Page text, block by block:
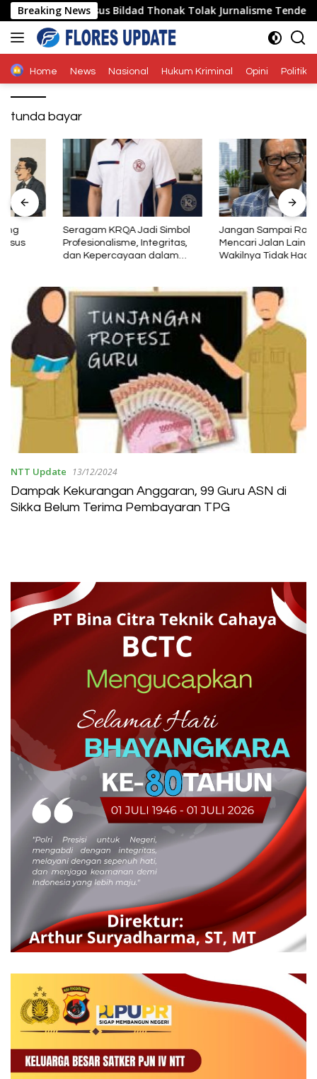
Langsung
ke
konten
Breaking News
Kasus Bildad Thonak Tolak Jurnalisme Tendensius
Home News Nasional Hukum Kriminal Opini Politik
tunda bayar
Seragam KRQA Jadi Simbol
Profesionalisme, Integritas,
dan Kepercayaan dalam
Jangan Sampai Rakyat Harus
Mencari Jalan Lain Karena
Wakilnya Tidak Hadir
NTT Update 13/12/2024
Dampak Kekurangan Anggaran, 99 Guru ASN di
Sikka Belum Terima Pembayaran TPG